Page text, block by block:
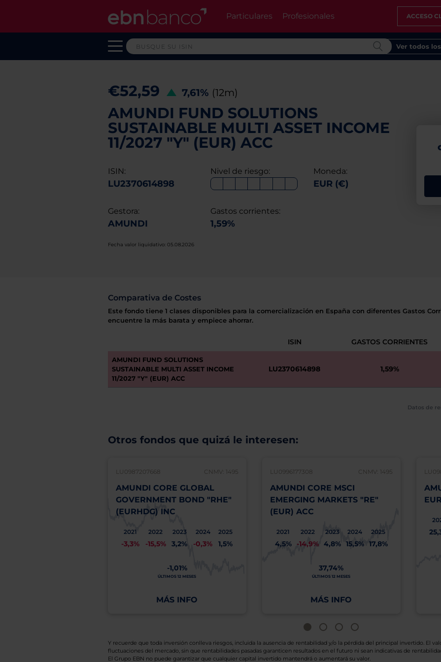
Particulares Profesionales ACCESO
Ver todos
€52,59 7,61% (12m)
AMUNDI FUND SOLUTIONS
SUSTAINABLE MULTI ASSET INCOME
11/2027 "Y" (EUR) ACC
ISIN:
LU2370614898
Nivel de riesgo: Moneda:
EUR (€)
Gestora:
AMUNDI
Gastos corrientes:
1,59%
Fecha valor liquidativo: 05.08.2026
Comparativa de Costes
Este fondo tiene 1 clases disponibles para la comercialización en España con diferentes Gastos
encuentre la más barata y empiece ahorrar.
ISIN GASTOS CORRIENTES
AMUNDI FUND SOLUTIONS
SUSTAINABLE MULTI ASSET INCOME
11/2027 "Y" (EUR) ACC
LU2370614898 1,59%
Datos de
Otros fondos que quizá le interesen:
LU0987207668 CNMV: 1495
AMUNDI CORE GLOBAL
GOVERNMENT BOND "RHE"
(EURHDG) INC
2021
-3,3%
2022
-15,5%
2023
3,2%
2024
-0,3%
2025
1,5%
-1,01%
ÚLTIMOS 12 MESES
MÁS INFO
LU0996177308 CNMV: 1495
AMUNDI CORE MSCI
EMERGING MARKETS "RE"
(EUR) ACC
2021
4,5%
2022
-14,9%
2023
4,8%
2024
15,5%
2025
17,8%
37,74%
ÚLTIMOS 12 MESES
MÁS INFO
Y recuerde que toda inversión conlleva riesgos, incluida la ausencia de rentabilidad y/o la pérdida del principal invertido. El
fluctuaciones del mercado, sin que rentabilidades pasadas garanticen resultados en el futuro ni sean indicativas de
El Grupo EBN no puede garantizar que cualquier capital invertido mantendrá o aumentará su valor.